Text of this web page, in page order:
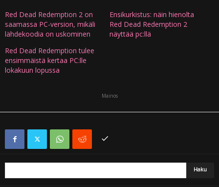
Red Dead Redemption 2 on
saamassa PC-version, mikäli
lähdekoodia on uskominen
Ensikurkistus: näin hienolta
Red Dead Redemption 2
näyttää pc:llä
Red Dead Redemption tulee
ensimmäistä kertaa PC:lle
lokakuun lopussa
Mainos